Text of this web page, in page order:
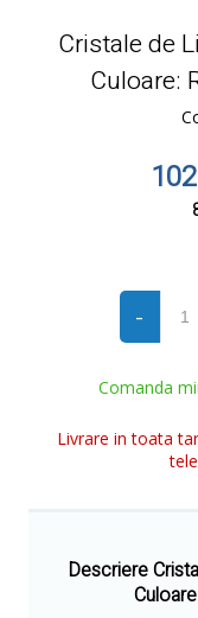
Cristale de
Culoare:
-
Comanda
Livrare in toata
Descriere